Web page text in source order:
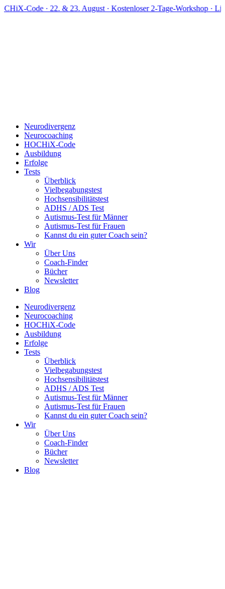
Zum
· 22. & 23. August · Kostenloser 2-Tage-Workshop · Live online
Neurodivergenz
Neurocoaching
HOCHiX-Code
Ausbildung
Erfolge
Tests
Überblick
Vielbegabungstest
Hochsensibilitätstest
ADHS / ADS Test
Autismus-Test für Männer
Autismus-Test für Frauen
Kannst du ein guter Coach sein?
Wir
Über Uns
Coach-Finder
Bücher
Newsletter
Blog
Neurodivergenz
Neurocoaching
HOCHiX-Code
Ausbildung
Erfolge
Tests
Überblick
Vielbegabungstest
Hochsensibilitätstest
ADHS / ADS Test
Autismus-Test für Männer
Autismus-Test für Frauen
Kannst du ein guter Coach sein?
Wir
Über Uns
Coach-Finder
Bücher
Newsletter
Blog